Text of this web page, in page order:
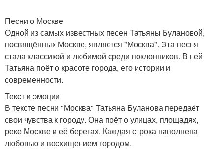
Песни о Москве
Одной из самых известных песен Татьяны Булановой,
посвящённых Москве, является "Москва". Эта песня
стала классикой и любимой среди поклонников. В ней
Татьяна поёт о красоте города, его истории и
современности.
Текст и эмоции
В тексте песни "Москва" Татьяна Буланова передаёт
свои чувства к городу. Она поёт о улицах, площадях,
реке Москве и её берегах. Каждая строка наполнена
любовью и восхищением городом.